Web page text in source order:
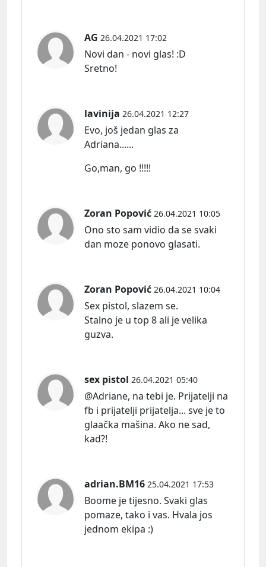
AG 26.04.2021 17:02
Novi dan - novi glas! :D
Sretno!
lavinija 26.04.2021 12:27
Evo, još jedan glas za
Adriana......
Go,man, go !!!!!
Zoran Popović 26.04.2021 10:05
Ono sto sam vidio da se svaki
dan moze ponovo glasati.
Zoran Popović 26.04.2021 10:04
Sex pistol, slazem se.
Stalno je u top 8 ali je velika
guzva.
sex pistol 26.04.2021 05:40
@Adriane, na tebi je. Prijatelji na
fb i prijatelji prijatelja... sve je to
glaačka mašina. Ako ne sad,
kad?!
adrian.BM16 25.04.2021 17:53
Boome je tijesno. Svaki glas
pomaze, tako i vas. Hvala jos
jednom ekipa :)